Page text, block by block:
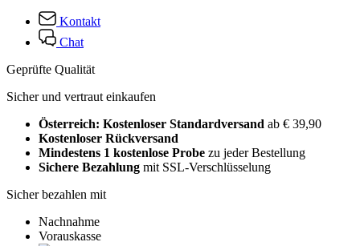
Kontakt
Chat
Geprüfte Qualität
Sicher und vertraut einkaufen
Österreich: Kostenloser Standardversand ab € 39,90
Kostenloser Rückversand
Mindestens 1 kostenlose Probe zu jeder Bestellung
Sichere Bezahlung mit SSL-Verschlüsselung
Sicher bezahlen mit
Nachnahme
Vorauskasse